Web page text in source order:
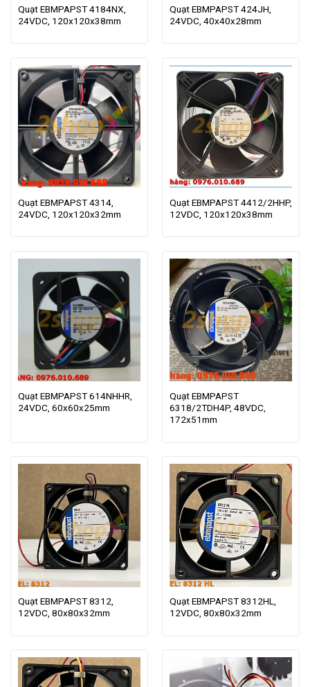
Quạt EBMPAPST 4184NX,
24VDC, 120x120x38mm
Quạt EBMPAPST 424JH,
24VDC, 40x40x28mm
Quạt EBMPAPST 4314,
24VDC, 120x120x32mm
Quạt EBMPAPST 4412/2HHP,
12VDC, 120x120x38mm
Quạt EBMPAPST 614NHHR,
24VDC, 60x60x25mm
Quạt EBMPAPST
6318/2TDH4P, 48VDC,
172x51mm
Quạt EBMPAPST 8312,
12VDC, 80x80x32mm
Quạt EBMPAPST 8312HL,
12VDC, 80x80x32mm